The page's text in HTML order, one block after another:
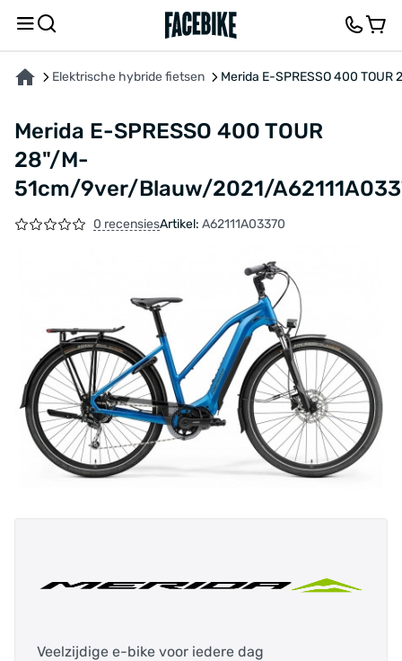
Elektrische hybride fietsen Merida E-SPRESSO 400
Merida E-SPRESSO 400 TOUR
28"/M-
51cm/9ver/Blauw/2021/
0 recensiesArtikel: A62111A03370
Veelzijdige e-bike voor iedere dag
OVER HET PRODUCT KENMERKENBESCHRIJVING FEEDBACK EN VRAGEN